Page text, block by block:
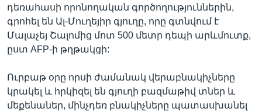
դեռահասի որոնողական գործողություններին,
գրոհել են Ալ-Մուղեյիր գյուղը, որը գտնվում է
Մալաչեյ Շալոմից մոտ 500 մետր դեպի արևմուտք,
ըստ AFP-ի թղթակցի:
Ուրբաթ օրը որսի ժամանակ վերաբնակիչները
կրակել և հրկիզել են գյուղի բազմաթիվ տներ և
մեքենաներ, մինչդեռ բնակիչները պատասխանել